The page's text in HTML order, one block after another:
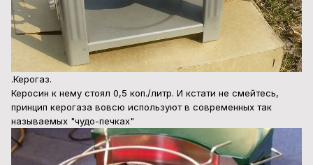
.Керогаз.
Керосин к нему стоял 0,5 коп./литр. И кстати не смейтесь,
принцип керогаза вовсю используют в современных так
называемых "чудо-печках"